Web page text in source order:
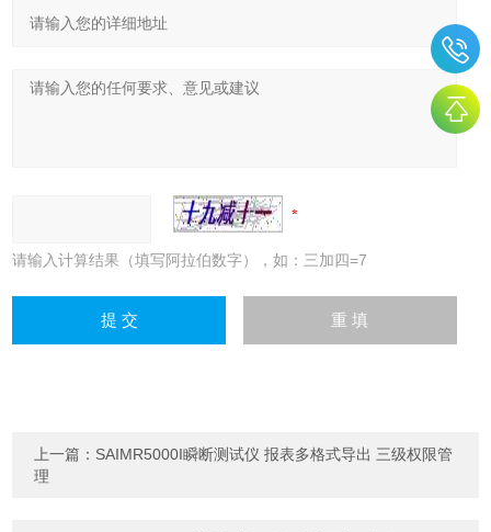
请输入计算结果（填写阿拉伯数字），如：三加四=7
上一篇： SAIMR5000I瞬断测试仪 报表多格式导出 三级权限管
理